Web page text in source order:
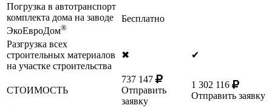
Погрузка в автотранспорт
комплекта дома на заводе
ЭкоЕвроДом®
Бесплатно
Разгрузка всех
строительных материалов
на участке строительства
✖ ✔
СТОИМОСТЬ
737 147
Отправить
заявку
1 302 116
Отправить заявку